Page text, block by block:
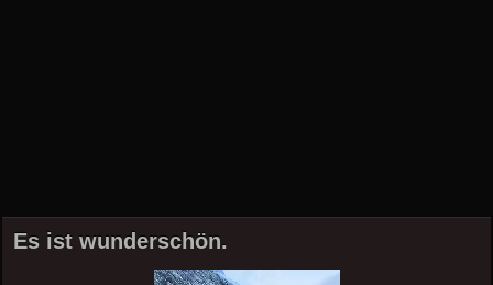
Es ist wunderschön.